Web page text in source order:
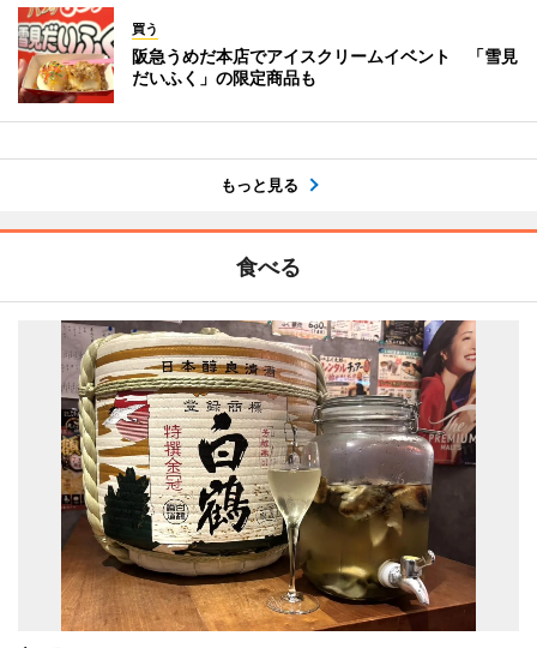
買う
阪急うめだ本店でアイスクリームイベント 「雪見
だいふく」の限定商品も
もっと見る
食べる